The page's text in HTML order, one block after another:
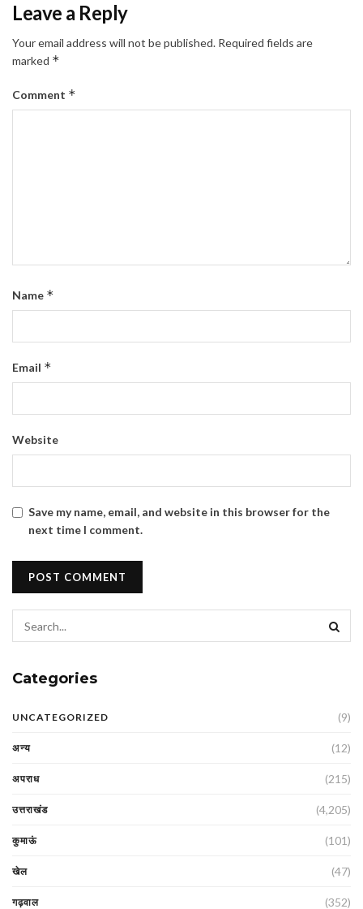
Leave a Reply
Your email address will not be published. Required fields are
marked *
Comment *
Name *
Email *
Website
Save my name, email, and website in this browser for the
next time I comment.
Categories
UNCATEGORIZED (9)
अन्य (12)
अपराध (215)
उत्तराखंड (4,205)
कुमाऊं (101)
खेल (47)
गढ़वाल (352)